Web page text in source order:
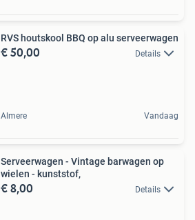
RVS houtskool BBQ op alu serveerwagen
€ 50,00 Details
Almere Vandaag
Serveerwagen - Vintage barwagen op
wielen - kunststof,
€ 8,00 Details